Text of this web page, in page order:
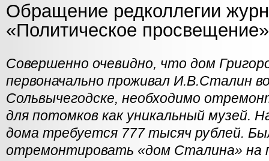
Обращение редколлегии
«Политическое
Совершенно очевидно, что дом
первоначально проживал И.В.Сталин
Сольвычегодске, необходимо
для потомков как уникальный музей.
дома требуется 777 тысяч рублей.
отремонтировать «дом Сталина» на